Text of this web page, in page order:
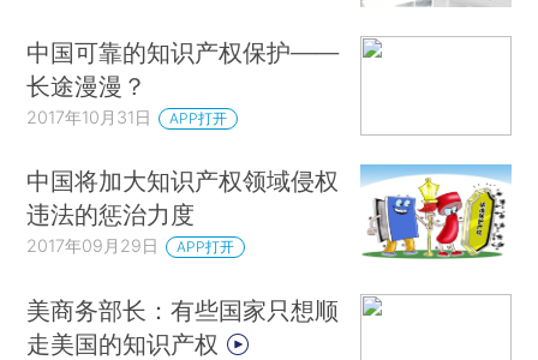
中国可靠的知识产权保护——
长途漫漫？
2017年10月31日 APP打开
中国将加大知识产权领域侵权
违法的惩治力度
2017年09月29日 APP打开
美商务部长：有些国家只想顺
走美国的知识产权